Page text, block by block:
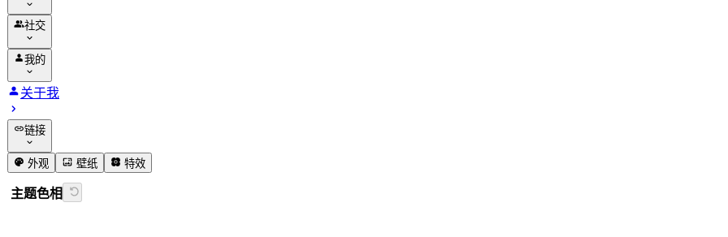
归档
分类
标签
社交
友链
留言
我的
动态
追番
番组计划
书签导航
关于我
链接
GitHub
Firefly文档
外观 壁纸 特效
主题色相